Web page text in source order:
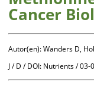
Cancer
Autor(en): Wanders D,
J/D /DOI: Nutrients/03-